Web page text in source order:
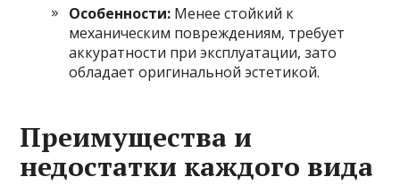
Особенности: Менее стойкий к
механическим повреждениям, требует
аккуратности при эксплуатации, зато
обладает оригинальной эстетикой.
Преимущества и
недостатки каждого вида